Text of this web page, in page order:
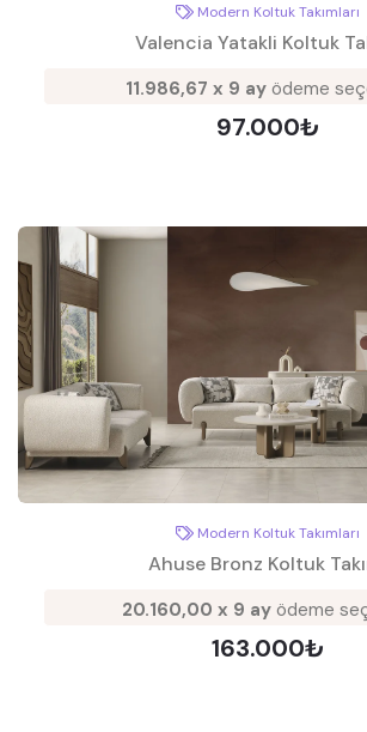
Modern Koltuk Takımları
Valencia Yatakli Koltuk
11.986,67 x 9 ay ödeme
97.000₺
Modern Koltuk Takımları
Ahuse Bronz Koltuk
20.160,00 x 9 ayödeme
163.000₺